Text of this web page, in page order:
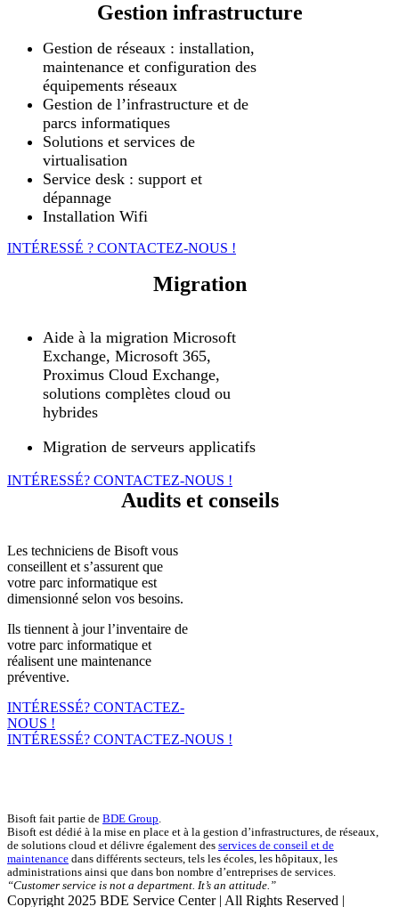
Gestion infrastructure
Gestion de réseaux : installation,
maintenance et configuration des
équipements réseaux
Gestion de l’infrastructure et de
parcs informatiques
Solutions et services de
virtualisation
Service desk : support et
dépannage
Installation Wifi
INTÉRESSÉ ? CONTACTEZ-NOUS !
Migration
Aide à la migration Microsoft
Exchange, Microsoft 365,
Proximus Cloud Exchange,
solutions complètes cloud ou
hybrides
Migration de serveurs applicatifs
INTÉRESSÉ? CONTACTEZ-NOUS !
Audits et conseils
Les techniciens de Bisoft vous
conseillent et s’assurent que
votre parc informatique est
dimensionné selon vos besoins.
Ils tiennent à jour l’inventaire de
votre parc informatique et
réalisent une maintenance
préventive.
INTÉRESSÉ? CONTACTEZ-
NOUS !
INTÉRESSÉ? CONTACTEZ-NOUS !
Bisoft fait partie de BDE Group.
Bisoft est dédié à la mise en place et à la gestion d’infrastructures, de réseaux,
de solutions cloud et délivre également des services de conseil et de
maintenance dans différents secteurs, tels les écoles, les hôpitaux, les
administrations ainsi que dans bon nombre d’entreprises de services.
“Customer service is not a department. It’s an attitude.”
Copyright 2025 BDE Service Center | All Rights Reserved |